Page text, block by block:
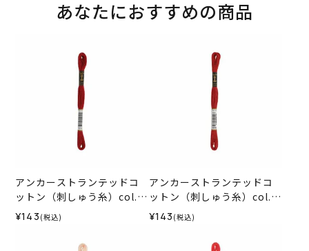
あなたにおすすめの商品
アンカーストランテッドコ
ットン（刺しゅう糸）col.1
015
¥143 (税込)
アンカーストランテッドコ
ットン（刺しゅう糸）col.1
014
¥143 (税込)